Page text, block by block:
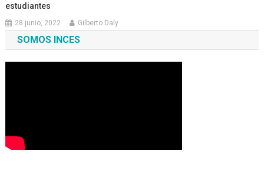
estudiantes
28 junio, 2022 Gilberto Daly
SOMOS INCES